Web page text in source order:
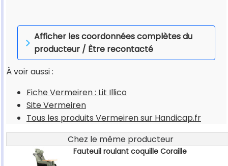
Afficher les coordonnées complètes du
producteur / Être recontacté
À voir aussi :
Fiche Vermeiren : Lit Illico
Site Vermeiren
Tous les produits Vermeiren sur Handicap.fr
Chez le même producteur
Fauteuil roulant coquille Coraille